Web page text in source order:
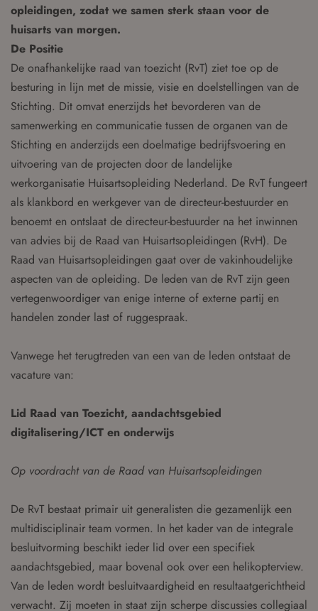
opleidingen, zodat we samen sterk staan voor de
huisarts van morgen.
De Positie
De onafhankelijke raad van toezicht (RvT) ziet toe op de
besturing in lijn met de missie, visie en doelstellingen van de
Stichting. Dit omvat enerzijds het bevorderen van de
samenwerking en communicatie tussen de organen van de
Stichting en anderzijds een doelmatige bedrijfsvoering en
uitvoering van de projecten door de landelijke
werkorganisatie Huisartsopleiding Nederland. De RvT fungeert
als klankbord en werkgever van de directeur-bestuurder en
benoemt en ontslaat de directeur-bestuurder na het inwinnen
van advies bij de Raad van Huisartsopleidingen (RvH). De
Raad van Huisartsopleidingen gaat over de vakinhoudelijke
aspecten van de opleiding. De leden van de RvT zijn geen
vertegenwoordiger van enige interne of externe partij en
handelen zonder last of ruggespraak.
Vanwege het terugtreden van een van de leden ontstaat de
vacature van:
Lid Raad van Toezicht, aandachtsgebied
digitalisering/ICT en onderwijs
Op voordracht van de Raad van Huisartsopleidingen
De RvT bestaat primair uit generalisten die gezamenlijk een
multidisciplinair team vormen. In het kader van de integrale
besluitvorming beschikt ieder lid over een specifiek
aandachtsgebied, maar bovenal ook over een helikopterview.
Van de leden wordt besluitvaardigheid en resultaatgerichtheid
verwacht. Zij moeten in staat zijn scherpe discussies collegiaal